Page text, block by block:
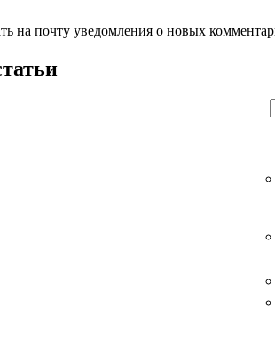
на почту уведомления о новых